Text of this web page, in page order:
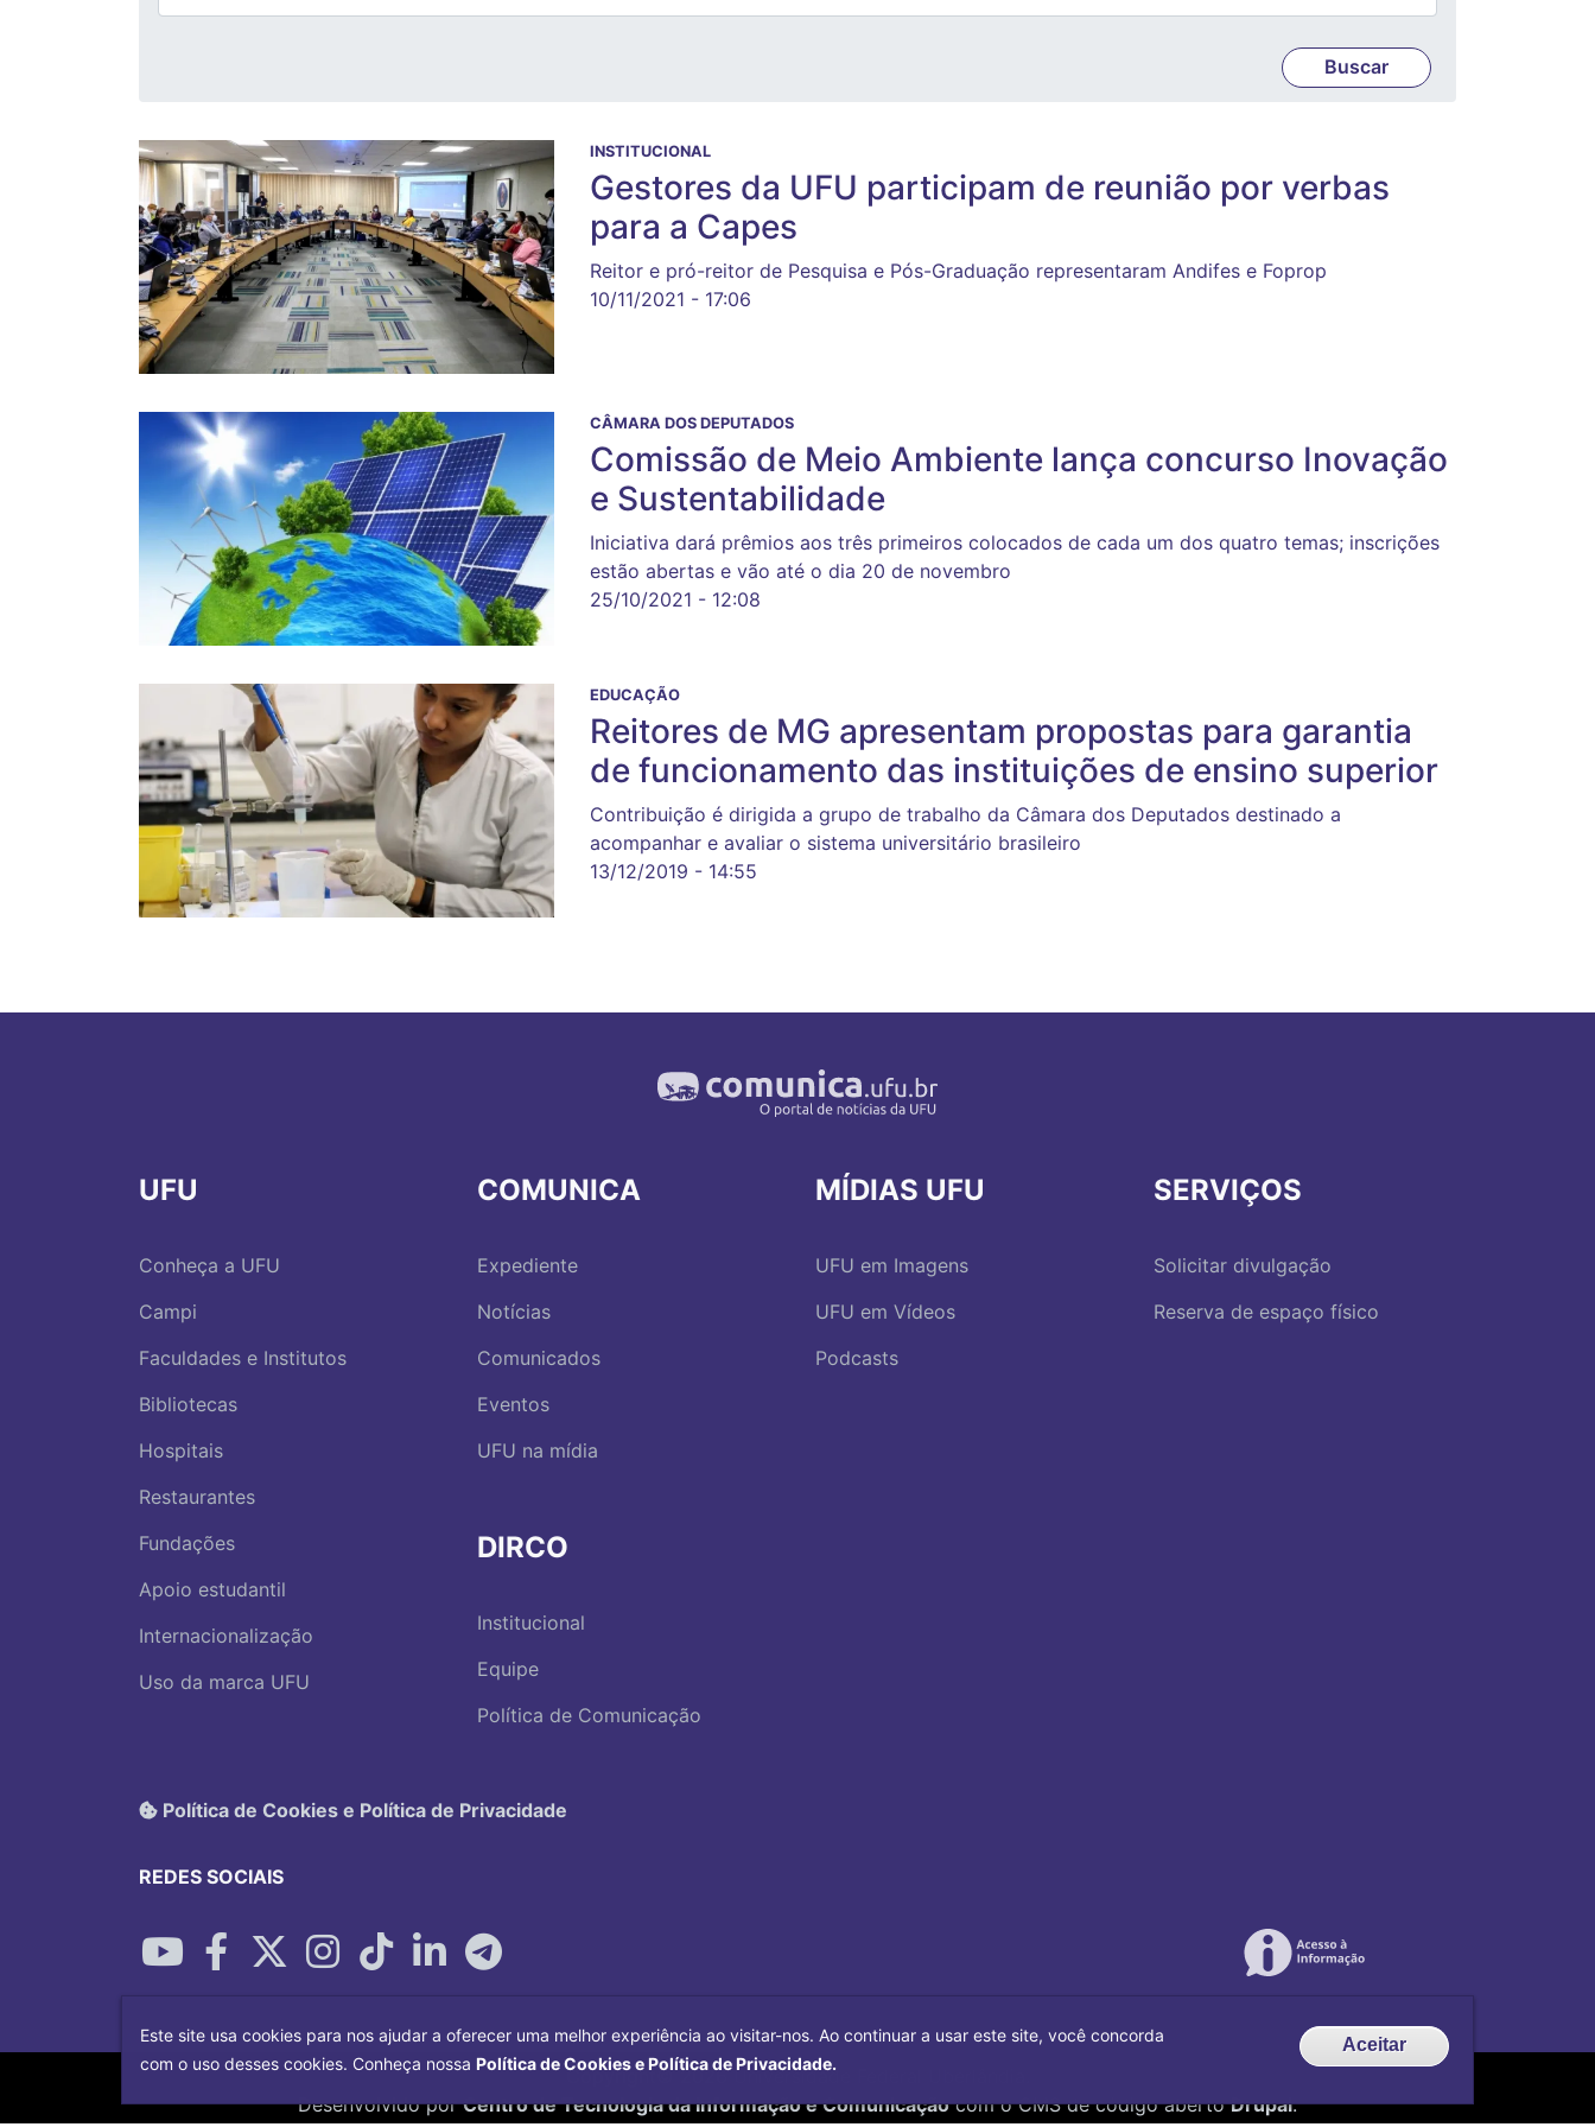
INSTITUCIONAL
Gestores da UFU participam de reunião por verbas
para a Capes
Reitor e pró-reitor de Pesquisa e Pós-Graduação representaram Andifes e Foprop
10/11/2021 - 17:06
CÂMARA DOS DEPUTADOS
Comissão de Meio Ambiente lança concurso Inovação
e Sustentabilidade
Iniciativa dará prêmios aos três primeiros colocados de cada um dos quatro temas; inscrições
estão abertas e vão até o dia 20 de novembro
25/10/2021 - 12:08
EDUCAÇÃO
Reitores de MG apresentam propostas para garantia
de funcionamento das instituições de ensino superior
Contribuição é dirigida a grupo de trabalho da Câmara dos Deputados destinado a
acompanhar e avaliar o sistema universitário brasileiro
13/12/2019 - 14:55
UFU
Conheça a UFU
Campi
Faculdades e Institutos
Bibliotecas
Hospitais
Restaurantes
Fundações
Apoio estudantil
Internacionalização
Uso da marca UFU
COMUNICA
Expediente
Notícias
Comunicados
Eventos
UFU na mídia
DIRCO
Institucional
Equipe
Política de Comunicação
MÍDIAS UFU
UFU em Imagens
UFU em Vídeos
Podcasts
SERVIÇOS
Solicitar divulgação
Reserva de espaço físico
Política de Cookies e Política de Privacidade
REDES SOCIAIS
Copyright©2026Universidade Federal Uberlândia.
Desenvolvido porCentro de Tecnologia da Informação e Comunicaçãocom o CMS de código abertoDrupal.
Este site usa cookies para nos ajudar a oferecer uma melhor experiência ao visitar-nos. Ao continuar a usar este site, você concorda
com o uso desses cookies. Conheça nossa Política de Cookies e Política de Privacidade.
Aceitar